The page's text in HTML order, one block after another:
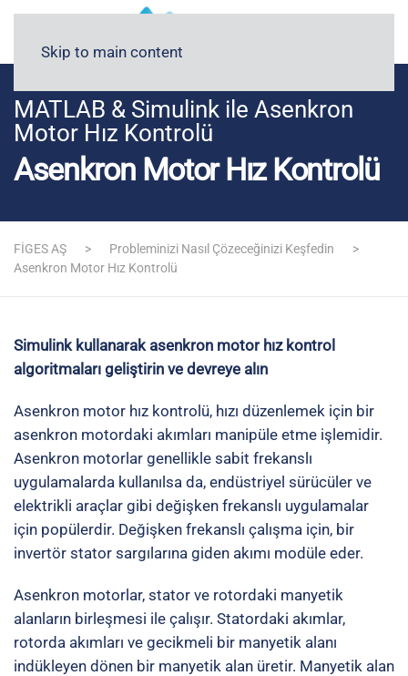
Skip to main content
MATLAB & Simulink ile Asenkron
Motor Hız Kontrolü
Asenkron Motor Hız Kontrolü
FİGES AŞ
Probleminizi Nasıl Çözeceğinizi Keşfedin
Asenkron Motor Hız Kontrolü
Simulink kullanarak asenkron motor hız kontrol
algoritmaları geliştirin ve devreye alın
Asenkron motor hız kontrolü, hızı düzenlemek için bir
asenkron motordaki akımları manipüle etme işlemidir.
Asenkron motorlar genellikle sabit frekanslı
uygulamalarda kullanılsa da, endüstriyel sürücüler ve
elektrikli araçlar gibi değişken frekanslı uygulamalar
için popülerdir. Değişken frekanslı çalışma için, bir
invertör stator sargılarına giden akımı modüle eder.
Asenkron motorlar, stator ve rotordaki manyetik
alanların birleşmesi ile çalışır. Statordaki akımlar,
rotorda akımları ve gecikmeli bir manyetik alanı
indükleyen dönen bir manyetik alan üretir. Manyetik alan